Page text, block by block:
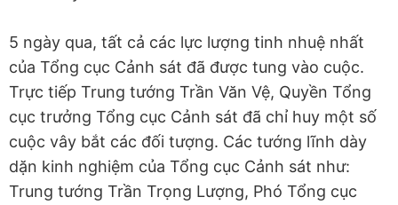
5 ngày qua, tất cả các lực lượng tinh nhuệ nhất
của Tổng cục Cảnh sát đã được tung vào cuộc.
Trực tiếp Trung tướng Trần Văn Vệ, Quyền Tổng
cục trưởng Tổng cục Cảnh sát đã chỉ huy một số
cuộc vây bắt các đối tượng. Các tướng lĩnh dày
dặn kinh nghiệm của Tổng cục Cảnh sát như:
Trung tướng Trần Trọng Lượng, Phó Tổng cục